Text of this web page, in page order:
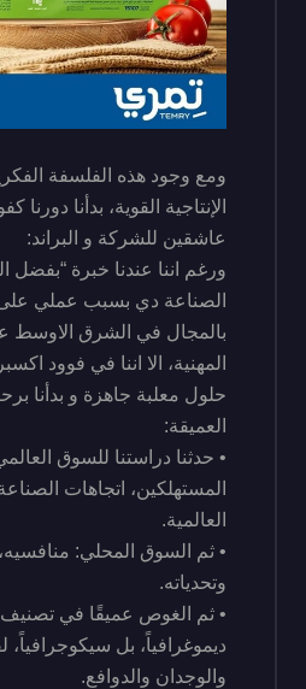
ومع وجود هذه الفلسفة
الإنتاجية القوية، بدأنا
عاشقين للشركة و البراند:
ورغم اننا عندنا خبرة “بفضل
بالمجال في الشرق الاوسط
المهنية، الا اننا في فوود
حلول معلبة جاهزة و بدأنا
العميقة:
• حدثنا دراستنا للسوق
المستهلكين، اتجاهات
العالمية.
• ثم السوق المحلي:
وتحدياته.
• ثم الغوص عميقًا في
ديموغرافياً، بل
والوجدان والدوافع.